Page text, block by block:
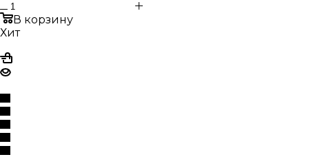
В корзину
Хит